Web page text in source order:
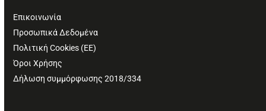
Επικοινωνία
Προσωπικά Δεδομένα
Πολιτική Cookies (ΕΕ)
Όροι Χρήσης
Δήλωση συμμόρφωσης 2018/334